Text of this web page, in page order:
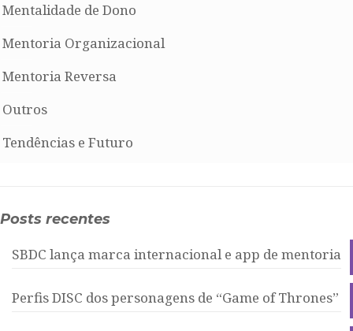
Mentalidade de Dono
Mentoria Organizacional
Mentoria Reversa
Outros
Tendências e Futuro
Posts recentes
SBDC lança marca internacional e app de mentoria
Perfis DISC dos personagens de “Game of Thrones”